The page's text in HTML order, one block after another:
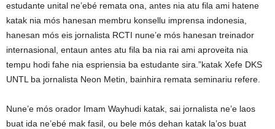
estudante unital ne’ebé remata ona, antes nia atu fila ami hatene
katak nia mós hanesan membru konsellu imprensa indonesia,
hanesan mós eis jornalista RCTI nune’e mós hanesan treinador
internasional, entaun antes atu fila ba nia rai ami aproveita nia
tempu hodi fahe nia espriensia ba estudante sira.”katak Xefe DKS
UNTL ba jornalista Neon Metin, bainhira remata seminariu refere.
Nune’e mós orador Imam Wayhudi katak, sai jornalista ne’e laos
buat ida ne’ebé mak fasil, ou bele mós dehan katak la’os buat